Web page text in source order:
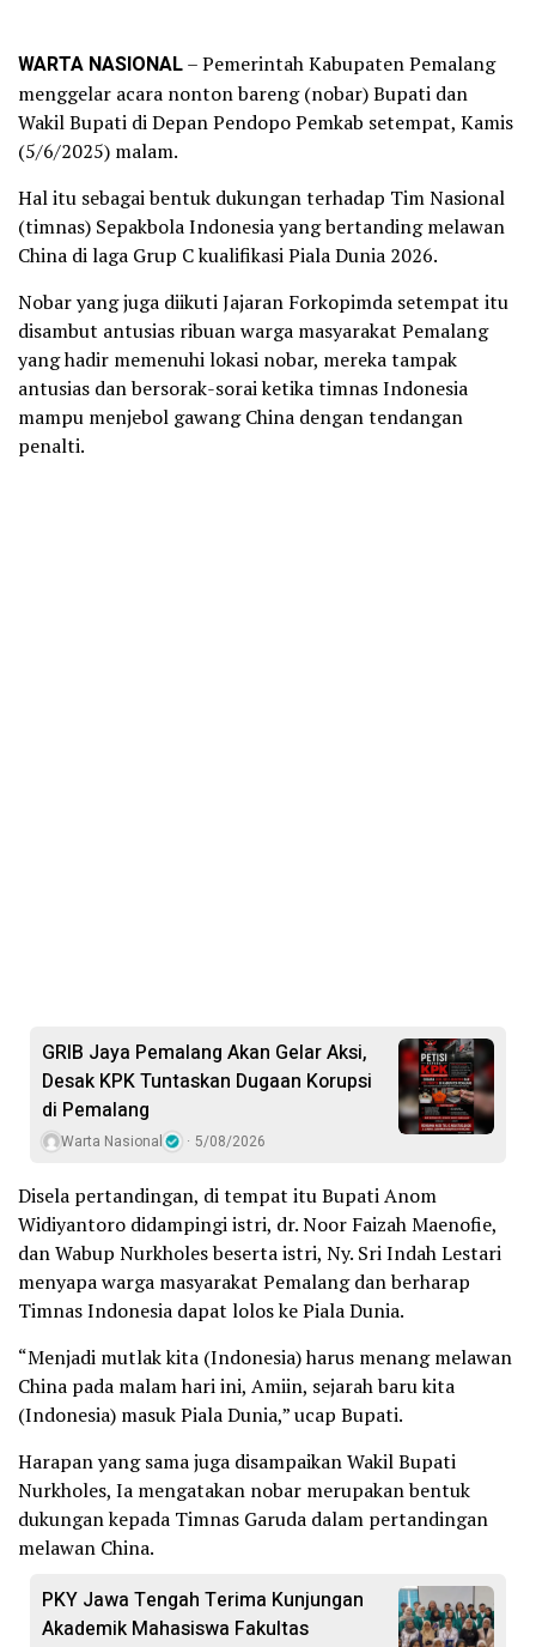
WARTA NASIONAL– Pemerintah Kabupaten Pemalang
menggelar acara nonton bareng (nobar) Bupati dan
Wakil Bupati di Depan Pendopo Pemkab setempat, Kamis
(5/6/2025) malam.
Hal itu sebagai bentuk dukungan terhadap Tim Nasional
(timnas) Sepakbola Indonesia yang bertanding melawan
China di laga Grup C kualifikasi Piala Dunia 2026.
Nobar yang juga diikuti Jajaran Forkopimda setempat itu
disambut antusias ribuan warga masyarakat Pemalang
yang hadir memenuhi lokasi nobar, mereka tampak
antusias dan bersorak-sorai ketika timnas Indonesia
mampu menjebol gawang China dengan tendangan
penalti.
GRIB Jaya Pemalang Akan Gelar Aksi,
Desak KPK Tuntaskan Dugaan Korupsi
di Pemalang
Warta Nasional 5/08/2026
Disela pertandingan, di tempat itu Bupati Anom
Widiyantoro didampingi istri, dr. Noor Faizah Maenofie,
dan Wabup Nurkholes beserta istri, Ny. Sri Indah Lestari
menyapa warga masyarakat Pemalang dan berharap
Timnas Indonesia dapat lolos ke Piala Dunia.
“Menjadi mutlak kita (Indonesia) harus menang melawan
China pada malam hari ini, Amiin, sejarah baru kita
(Indonesia) masuk Piala Dunia,” ucap Bupati.
Harapan yang sama juga disampaikan Wakil Bupati
Nurkholes, Ia mengatakan nobar merupakan bentuk
dukungan kepada Timnas Garuda dalam pertandingan
melawan China.
PKY Jawa Tengah Terima Kunjungan
Akademik Mahasiswa Fakultas